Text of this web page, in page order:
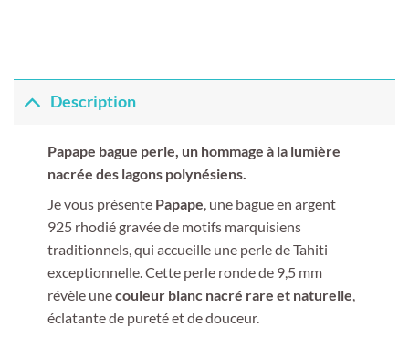
Description
Papape bague perle, un hommage à la lumière
nacrée des lagons polynésiens.
Je vous présente Papape, une bague en argent
925 rhodié gravée de motifs marquisiens
traditionnels, qui accueille une perle de Tahiti
exceptionnelle. Cette perle ronde de 9,5 mm
révèle unecouleur blanc nacré rare et naturelle,
éclatante de pureté et de douceur.